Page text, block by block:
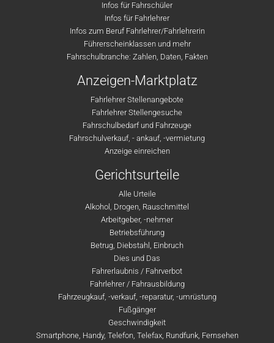
Infos für Fahrschüler
Infos für Fahrlehrer
Infos zum Beruf Fahrlehrer/Fahrlehrerin
Führerscheinklassen und mehr
Fahrschulbranche: Zahlen, Daten, Fakten
Anzeigen-Marktplatz
Fahrlehrer Stellenangebote
Fahrlehrer Stellengesuche
Fahrschulbedarf und Fahrzeuge
Fahrschulverkauf, - ankauf, -vermietung
Anzeige einreichen
Gerichtsurteile
Alle Urteile
Alkohol, Drogen, Rauschmittel
Arbeitgeber, -nehmer
Betriebsführung
Betrug, Diebstahl, Einbruch
Dies und Das
Fahrerlaubnis / Fahrverbot
Fahrlehrer / Fahrausbildung
Fahrzeugkauf, -verkauf, -reparatur, -umrüstung
Fußgänger
Geschwindigkeit
Smartphone, Handy, Telefon, Telefax, Rundfunk, Fernsehen